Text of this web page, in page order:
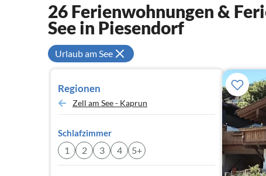
26 Ferienwohnungen &
See in Piesendorf
Urlaub am See
Regionen
Zell am See - Kaprun
Schlafzimmer
1 2 3 4 5+